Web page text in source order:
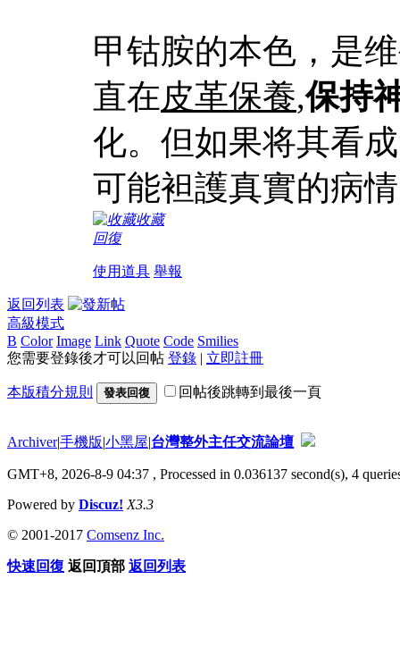
甲钴胺的本色，是
直在皮革保養,保持
化。但如果将其看
可能袒護真實的病
收藏
回復
使用道具 舉報
返回列表
高級模式
B Color Image Link Quote Code Smilies
您需要登錄後才可以回帖 登錄 | 立即註冊
本版積分規則 發表回復 回帖後跳轉到最後一頁
Archiver|手機版|小黑屋|台灣整外主任交流論壇
GMT+8, 2026-8-9 04:37 , Processed in 0.036137 second(s), 4
Powered by Discuz! X3.3
© 2001-2017 Comsenz Inc.
快速回復 返回頂部 返回列表